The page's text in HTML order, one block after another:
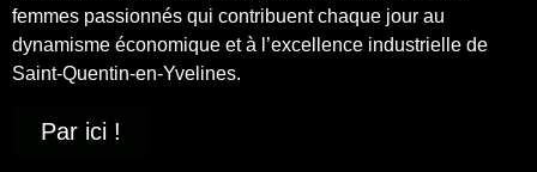
femmes passionnés qui contribuent chaque jour au
dynamisme économique et à l’excellence industrielle de
Saint-Quentin-en-Yvelines.
Par ici !